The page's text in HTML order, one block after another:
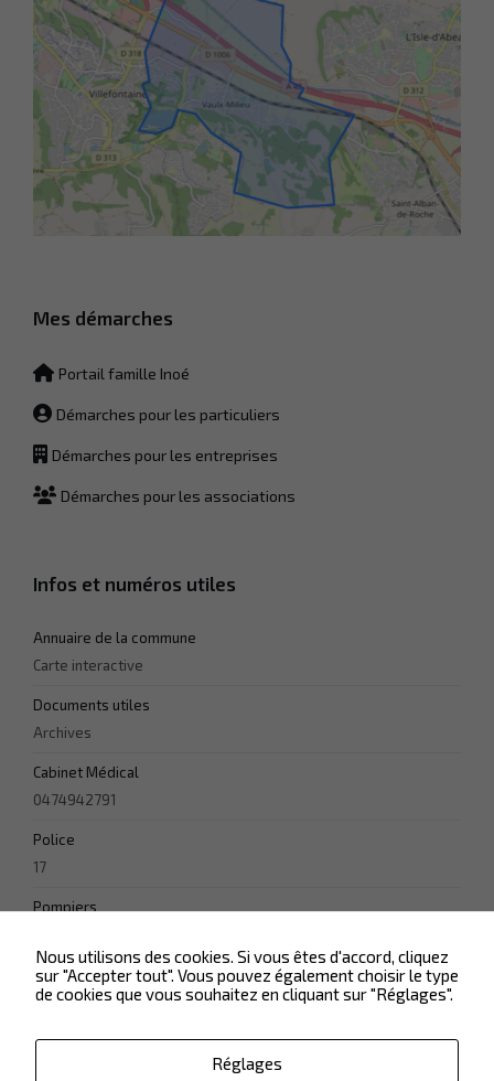
Mes démarches
Portail famille Inoé
Démarches pour les particuliers
Démarches pour les entreprises
Démarches pour les associations
Infos et numéros utiles
Annuaire de la commune
Carte interactive
Documents utiles
Archives
Cabinet Médical
0474942791
Police
17
Pompiers
Nous utilisons des cookies. Si vous êtes d'accord, cliquez
sur "Accepter tout". Vous pouvez également choisir le type
de cookies que vous souhaitez en cliquant sur "Réglages".
Réglages